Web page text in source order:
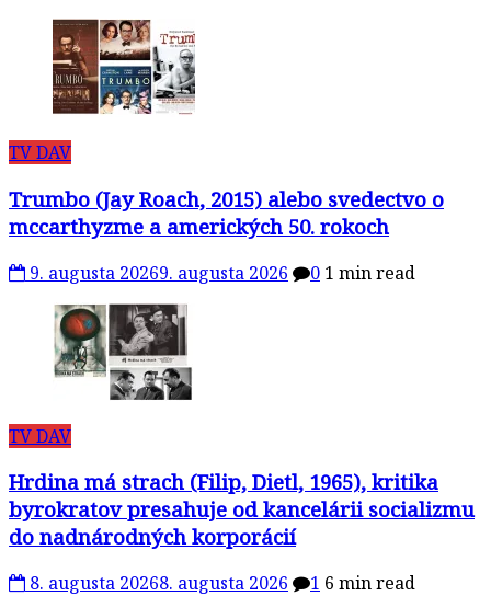
TV DAV
Trumbo (Jay Roach, 2015) alebo svedectvo o
mccarthyzme a amerických 50. rokoch
9. augusta 20269. augusta 2026 0 1 min read
TV DAV
Hrdina má strach (Filip, Dietl, 1965), kritika
byrokratov presahuje od kancelárii socializmu
do nadnárodných korporácií
8. augusta 20268. augusta 2026 1 6 min read